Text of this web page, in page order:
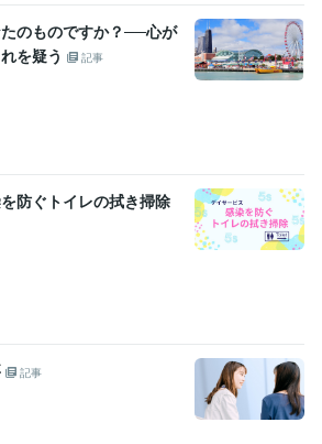
のものですか？──心が
を疑う
記事
防ぐトイレの拭き掃除
記事